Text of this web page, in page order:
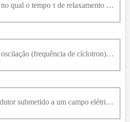
Considere um condutor no qual o tempo τ de relaxamento dos elétrons é muito grande, ou seja, o material é quase um supercondutor. Nesse caso, na equação 21.24 os termos da diagonal da matriz quadrado
Calcule a frequência de oscilação (frequência de cíclotron) de um elétron no campo magnético (a) da Terra, B = 0,50G ; (b) campo de 40T ; (c) de uma estrela de nêutrons, B = 1,0 ⋅ 10 8T .
Mostre que, em um condutor submetido a um campo elétrico E → e a um campo magnético tal que ω C τ = 1 , a densidade de corrente j → faz um ângulo de 45 ° com o campo elétrico.